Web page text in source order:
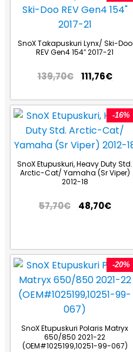
SnoX Takapuskuri Lynx/ Ski-Doo
REV Gen4 154″ 2017-21
139,70€ 111,76€
-16%
SnoX Etupuskuri, Heavy Duty Std.
Arctic-Cat/ Yamaha (Sr Viper)
2012-18
57,70€ 48,70€
-20%
SnoX Etupuskuri Polaris Matryx
650/850 2021-22
(OEM#1025199,10251-99-067)